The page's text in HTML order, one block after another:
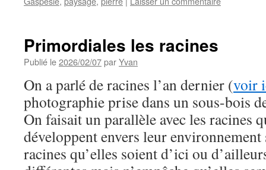
Primordiales les racines
Publié le2026/02/07parYvan
On a parlé de racines l’an dernier (voir
photographie prise dans un sous-bois
On faisait un parallèle avec les racines
développent envers leur
racines qu’elles soient d’ici ou